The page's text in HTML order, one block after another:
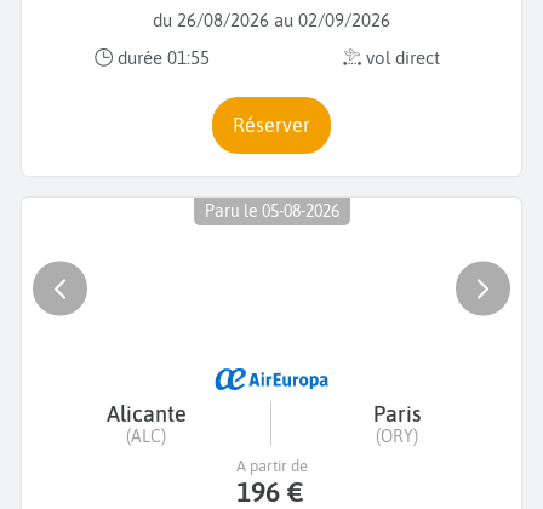
du 26/08/2026 au 02/09/2026
durée 01:55
vol direct
Réserver
Paru le 05-08-2026
Alicante
(ALC)
Paris
(ORY)
A partir de
196 €